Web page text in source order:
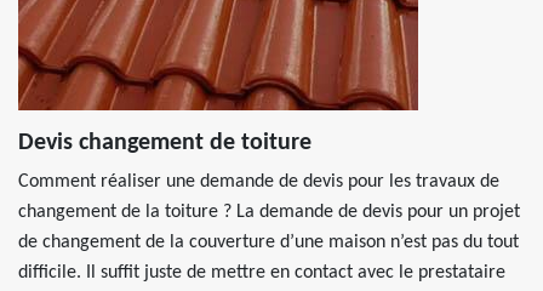
Devis changement de toiture
Comment réaliser une demande de devis pour les travaux de
changement de la toiture ? La demande de devis pour un projet
de changement de la couverture d’une maison n’est pas du tout
difficile. Il suffit juste de mettre en contact avec le prestataire